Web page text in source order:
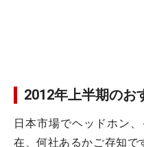
2012年上半期のお
日本市場でヘッドホン
在、何社あるかご存知